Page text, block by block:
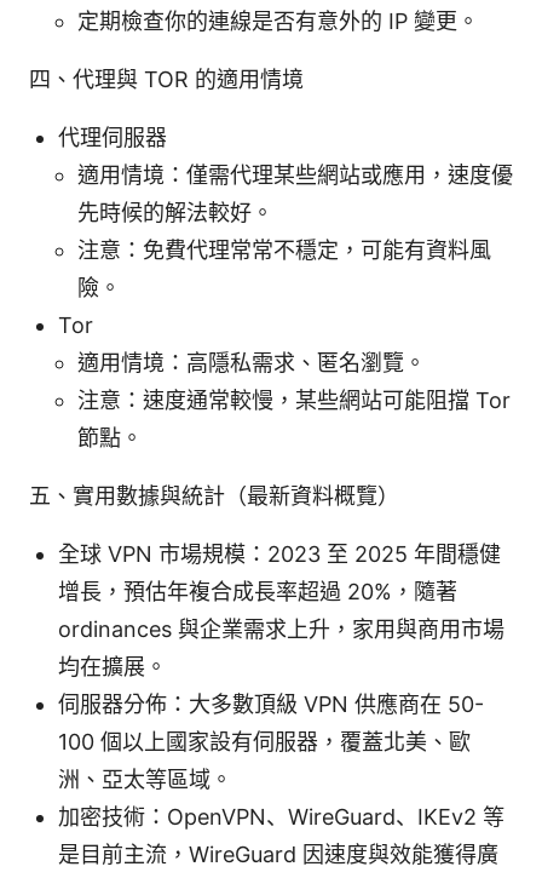
定期檢查你的連線是否有意外的 IP 變更。
四、代理與 TOR 的適用情境
代理伺服器
適用情境：僅需代理某些網站或應用，速度優
先時候的解法較好。
注意：免費代理常常不穩定，可能有資料風
險。
Tor
適用情境：高隱私需求、匿名瀏覽。
注意：速度通常較慢，某些網站可能阻擋 Tor
節點。
五、實用數據與統計（最新資料概覽）
全球 VPN 市場規模：2023 至 2025 年間穩健
增長，預估年複合成長率超過 20%，隨著
ordinances 與企業需求上升，家用與商用市場
均在擴展。
伺服器分佈：大多數頂級 VPN 供應商在 50-
100 個以上國家設有伺服器，覆蓋北美、歐
洲、亞太等區域。
加密技術：OpenVPN、WireGuard、IKEv2 等
是目前主流，WireGuard 因速度與效能獲得廣